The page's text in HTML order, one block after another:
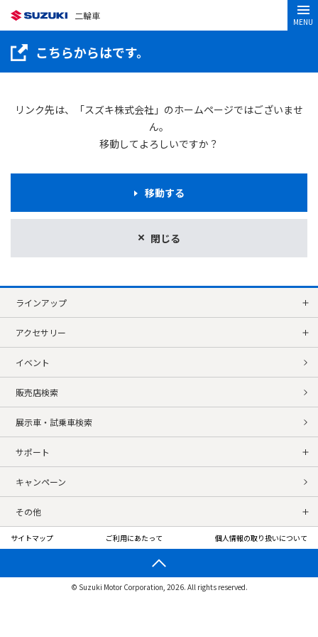
二輪車
MENU
こちらからはです。
リンク先は、「スズキ株式会社」のホームページではございませ
ん。
移動してよろしいですか？
閉じる
移動する
ラインアップ
アクセサリー
イベント
販売店検索
展示車・試乗車検索
サポート
キャンペーン
その他
サイトマップ ご利用にあたって 個人情報の取り扱いについて
© Suzuki Motor Corporation, 2026. All rights reserved.